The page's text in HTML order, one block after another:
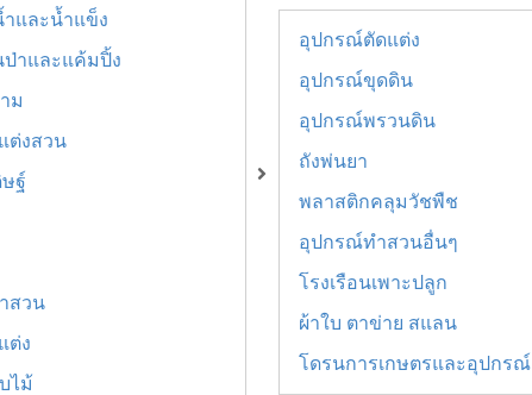
และน้ำแข็ง
าและแค้มปิ้ง
ม
ต่งสวน
ฐ์
สวน
ต่ง
ไม้
อุปกรณ์ตัดแต่ง
อุปกรณ์ขุดดิน
อุปกรณ์พรวนดิน
ถังพ่นยา
พลาสติกคลุมวัชพืช
อุปกรณ์ทำสวนอื่นๆ
โรงเรือนเพาะปลูก
ผ้าใบ ตาข่าย สแลน
โดรนการเกษตรและอุปกรณ์